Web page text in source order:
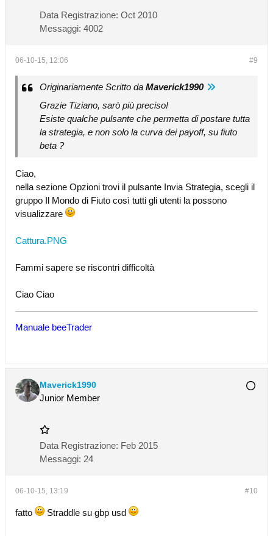
Data Registrazione: Oct 2010
Messaggi: 4002
#9
06-10-15, 12:06
Originariamente Scritto da Maverick1990
Grazie Tiziano, sarò più preciso!
Esiste qualche pulsante che permetta di postare tutta
la strategia, e non solo la curva dei payoff, su fiuto
beta ?
Ciao,
nella sezione Opzioni trovi il pulsante Invia Strategia, scegli il
gruppo Il Mondo di Fiuto così tutti gli utenti la possono
visualizzare
Cattura.PNG
Fammi sapere se riscontri difficoltà
Ciao Ciao
Manuale beeTrader
Maverick1990
Junior Member
Data Registrazione: Feb 2015
Messaggi: 24
#10
06-10-15, 13:19
fatto Straddle su gbp usd